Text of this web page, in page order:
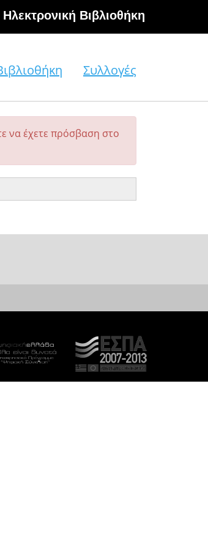
Hλεκτρονική Βιβλιοθήκη
Συλλογές
να έχετε πρόσβαση στο